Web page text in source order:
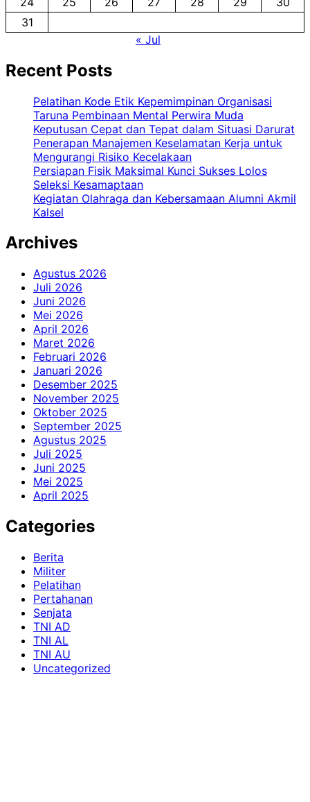
31
« Jul
Recent Posts
Pelatihan Kode Etik Kepemimpinan Organisasi
Taruna Pembinaan Mental Perwira Muda
Keputusan Cepat dan Tepat dalam Situasi Darurat
Penerapan Manajemen Keselamatan Kerja untuk
Mengurangi Risiko Kecelakaan
Persiapan Fisik Maksimal Kunci Sukses Lolos
Seleksi Kesamaptaan
Kegiatan Olahraga dan Kebersamaan Alumni Akmil
Kalsel
Archives
Agustus 2026
Juli 2026
Juni 2026
Mei 2026
April 2026
Maret 2026
Februari 2026
Januari 2026
Desember 2025
November 2025
Oktober 2025
September 2025
Agustus 2025
Juli 2025
Juni 2025
Mei 2025
April 2025
Categories
Berita
Militer
Pelatihan
Pertahanan
Senjata
TNI AD
TNI AL
TNI AU
Uncategorized